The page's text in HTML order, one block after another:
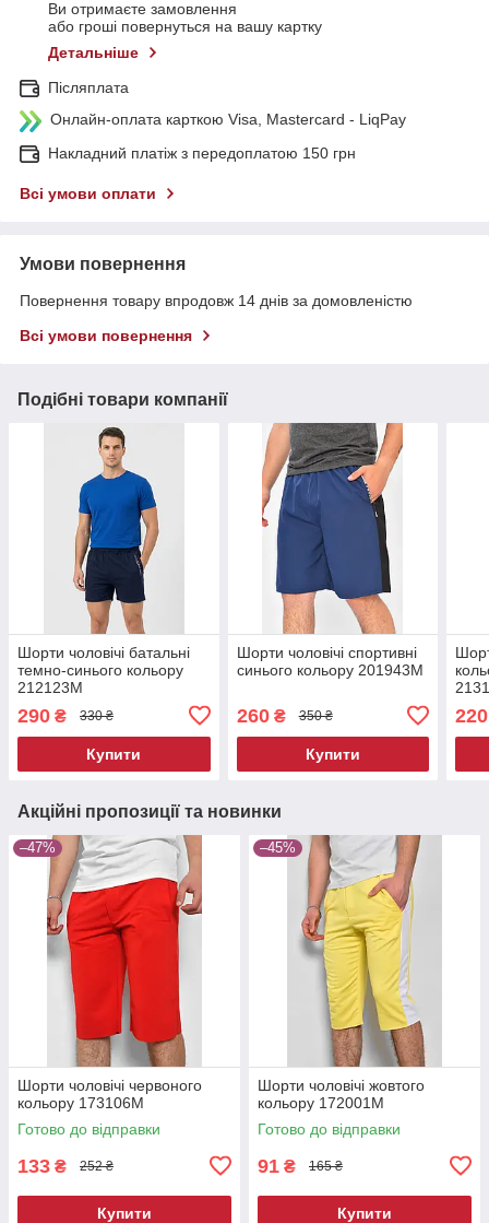
Ви отримаєте замовлення
або гроші повернуться на вашу картку
Детальніше
Післяплата
Онлайн-оплата карткою Visa, Mastercard - LiqPay
Накладний платіж з передоплатою 150 грн
Всі умови оплати
Умови повернення
Повернення товару впродовж 14 днів за домовленістю
Всі умови повернення
Подібні товари компанії
Шорти чоловічі батальні
темно-синього кольору
212123M
290 ₴ 330 ₴
Купити
Шорти чоловічі спортивні
синього кольору 201943M
260₴ 350 ₴
Купити
220
Акційні пропозиції та новинки
–47%
Шорти чоловічі червоного
кольору 173106M
Готово до відправки
133 ₴ 252 ₴
Купити
–45%
Шорти чоловічі жовтого
кольору 172001M
Готово до відправки
91 ₴ 165 ₴
Купити